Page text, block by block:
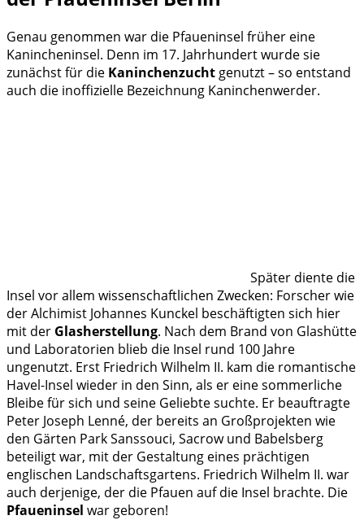
Genau genommen war die Pfaueninsel früher eine
Kanincheninsel. Denn im 17. Jahrhundert wurde sie
zunächst für die Kaninchenzucht genutzt – so entstand
auch die inoffizielle Bezeichnung Kaninchenwerder.
Später diente die
Insel vor allem wissenschaftlichen Zwecken: Forscher wie
der Alchimist Johannes Kunckel beschäftigten sich hier
mit der Glasherstellung. Nach dem Brand von Glashütte
und Laboratorien blieb die Insel rund 100 Jahre
ungenutzt. Erst Friedrich Wilhelm II. kam die romantische
Havel-Insel wieder in den Sinn, als er eine sommerliche
Bleibe für sich und seine Geliebte suchte. Er beauftragte
Peter Joseph Lenné, der bereits an Großprojekten wie
den Gärten Park Sanssouci, Sacrow und Babelsberg
beteiligt war, mit der Gestaltung eines prächtigen
englischen Landschaftsgartens. Friedrich Wilhelm II. war
auch derjenige, der die Pfauen auf die Insel brachte. Die
Pfaueninsel war geboren!